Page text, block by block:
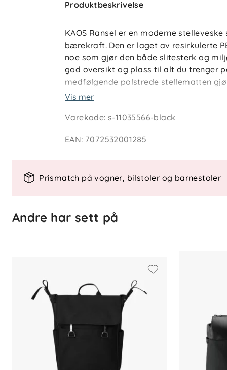
Produktbeskrivelse
KAOS Ransel er en moderne
bærekraft. Den er laget av resirkulerte
noe som gjør den både slitesterk og
god oversikt og plass til alt du trenger
medfølgende polstrede stellematten
når bleietiden er over fungerer sekken
Stellematte følger med
Spesifikasjoner
Tilbehør: Vognkroker kan kjøpes
Bruk: Stelleveske, jobbsekk,
Vis mer
Varekode:s-11035566-black
EAN: 7072532001285
Prismatch på vogner, bilstoler og barnestoler
Andre har sett på